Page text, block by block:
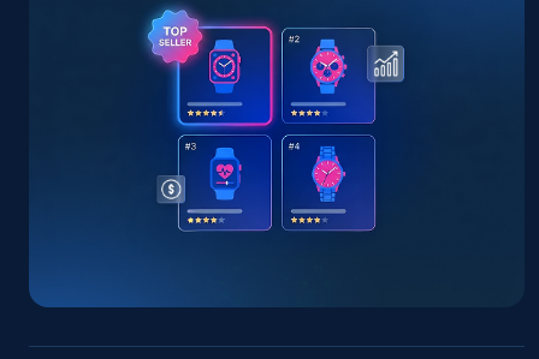
TikTok Shop - Collect TikTok shop products
by keywords search
URL, Title, Available, Description, Currency, Initial
price, Final price, Discount percent, and more.
668+
price, Final price, Discount percent, and more.